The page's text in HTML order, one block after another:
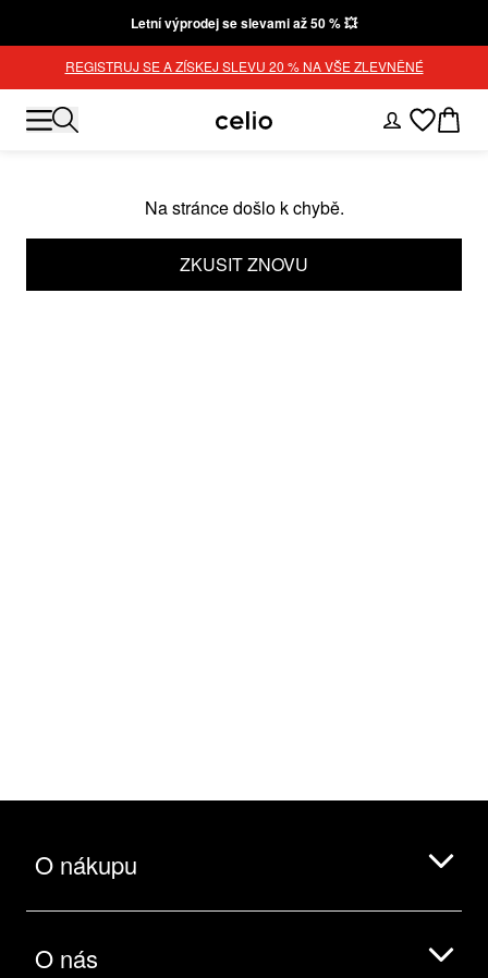
Letní výprodej se slevami až 50 % 💥
REGISTRUJ SE A ZÍSKEJ SLEVU 20 % NA VŠE ZLEVNĚNÉ
Na stránce došlo k chybě.
ZKUSIT ZNOVU
O nákupu
O nás